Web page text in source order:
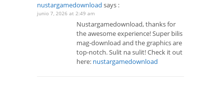
nustargamedownload says :
junio 7, 2026 at 2:49 am
Nustargamedownload, thanks for
the awesome experience! Super bilis
mag-download and the graphics are
top-notch. Sulit na sulit! Check it out
here: nustargamedownload